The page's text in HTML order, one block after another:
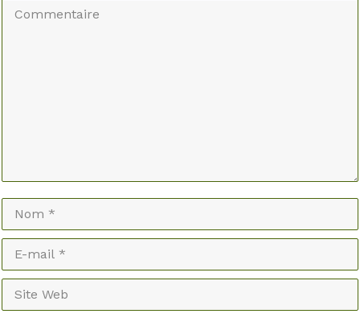
Commentaire
Nom *
E-mail *
Site Web